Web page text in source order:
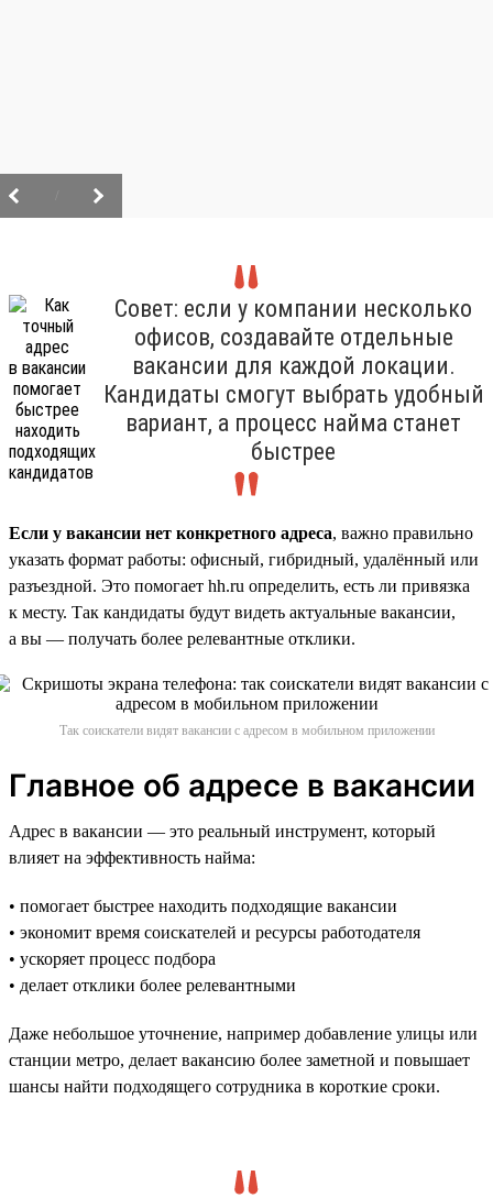
Совет: если у компании несколько
офисов, создавайте отдельные
вакансии для каждой локации.
Кандидаты смогут выбрать удобный
вариант, а процесс найма станет
быстрее
Если у вакансии нет конкретного адреса, важно правильно
указать формат работы: офисный, гибридный, удалённый или
разъездной. Это помогает hh.ru определить, есть ли привязка
к месту. Так кандидаты будут видеть актуальные вакансии,
а вы — получать более релевантные отклики.
Так соискатели видят вакансии с адресом в мобильном приложении
Главное об адресе в вакансии
Адрес в вакансии — это реальный инструмент, который
влияет на эффективность найма:
• помогает быстрее находить подходящие вакансии
• экономит время соискателей и ресурсы работодателя
• ускоряет процесс подбора
• делает отклики более релевантными
Даже небольшое уточнение, например добавление улицы или
станции метро, делает вакансию более заметной и повышает
шансы найти подходящего сотрудника в короткие сроки.